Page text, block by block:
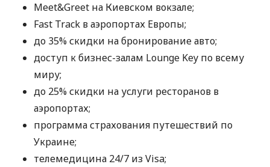
Meet&Greet на Киевском вокзале;
Fast Track в аэропортах Европы;
до 35% скидки на бронирование авто;
доступ к бизнес-залам Lounge Key по всему
миру;
до 25% скидки на услуги ресторанов в
аэропортах;
программа страхования путешествий по
Украине;
телемедицина 24/7 из Visa;